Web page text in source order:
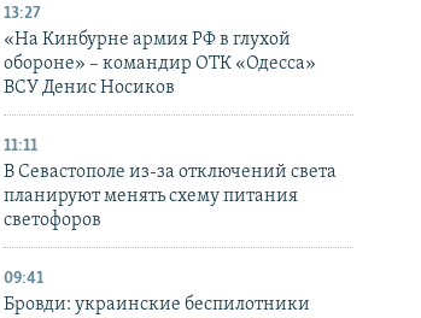
13:27
«На Кинбурне армия РФ в глухой
обороне» – командир ОТК «Одесса»
ВСУ Денис Носиков
11:11
В Севастополе из-за отключений света
планируют менять схему питания
светофоров
09:41
Бровди: украинские беспилотники